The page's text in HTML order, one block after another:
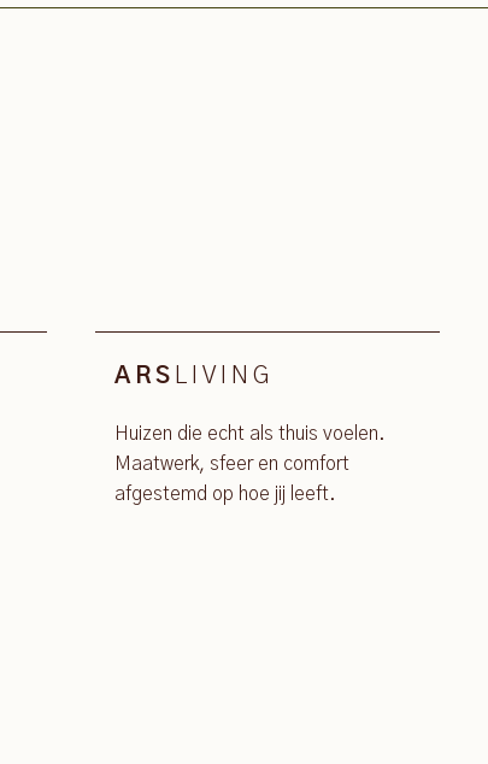
ARS LIVING
Huizen die echt als thuis voelen.
Maatwerk, sfeer en comfort
afgestemd op hoe jij leeft.